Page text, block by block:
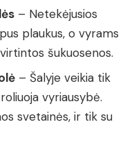
– Netekėjusios
plaukus, o vyrams
šukuosenos.
– Šalyje veikia tik
vyriausybė.
svetainės, ir tik su